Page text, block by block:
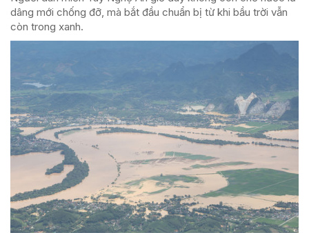
dâng mới chống đỡ, mà bắt đầu chuẩn bị từ khi bầu trời vẫn
còn trong xanh.